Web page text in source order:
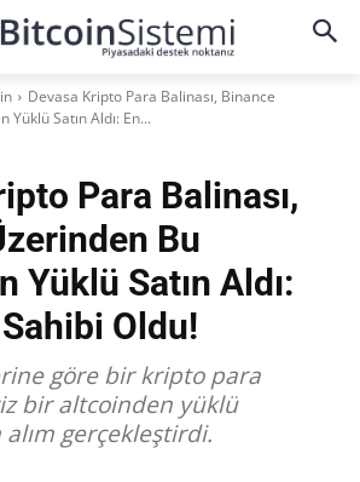
Devasa Kripto Para Balinası, Binance
Satın Aldı: En...
Para Balinası,
Bu
Yüklü Satın Aldı:
Oldu!
göre bir kripto para
bir altcoinden yüklü
gerçekleştirdi.